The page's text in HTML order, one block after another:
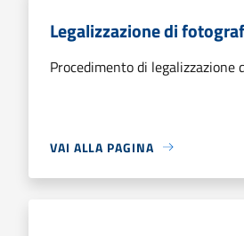
Legalizzazione di
Procedimento di legalizzazione
VAI ALLA PAGINA